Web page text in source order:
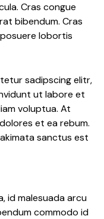
Cras congue
bibendum. Cras
lobortis
sadipscing elitr,
ut labore et
voluptua. At
et ea rebum.
sanctus est
id malesuada arcu
commodo id